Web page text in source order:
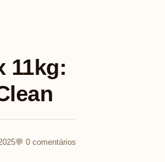
11kg:
💬 0 comentários